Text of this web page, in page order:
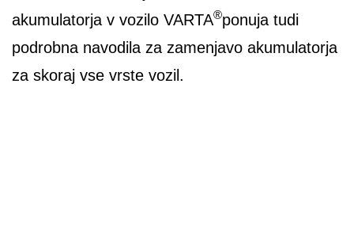
akumulatorja v vozilo VARTA®ponuja tudi
podrobna navodila za zamenjavo akumulatorja
za skoraj vse vrste vozil.